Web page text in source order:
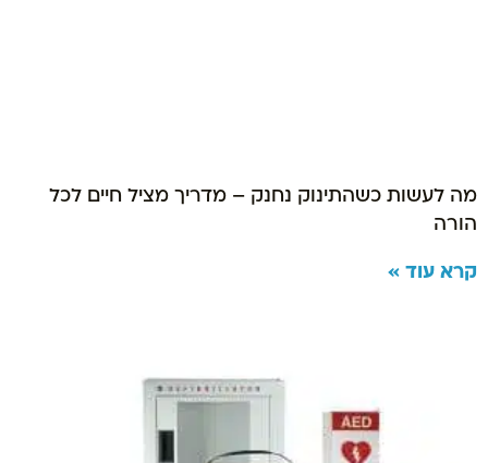
מה לעשות כשהתינוק נחנק – מדריך מציל חיים לכל
הורה
קרא עוד »